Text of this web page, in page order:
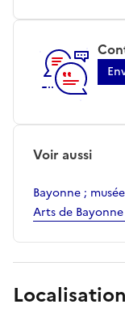
Voir aussi
Bayonne ;
Arts de Bayonne
Localisation